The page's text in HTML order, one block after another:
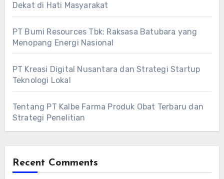
Dekat di Hati Masyarakat
PT Bumi Resources Tbk: Raksasa Batubara yang
Menopang Energi Nasional
PT Kreasi Digital Nusantara dan Strategi Startup
Teknologi Lokal
Tentang PT Kalbe Farma Produk Obat Terbaru dan
Strategi Penelitian
Recent Comments